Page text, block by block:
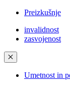
Preizkušnje
invalidnost
zasvojenost
✕
Umetnost in